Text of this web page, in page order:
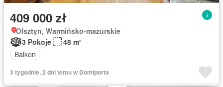
409 000 zł
Olsztyn, Warmińsko-mazurskie
3 Pokoje
48 m²
Balkon
3 tygodnie, 2 dni temu w Domiporta